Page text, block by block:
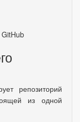
репозиторий
из одной